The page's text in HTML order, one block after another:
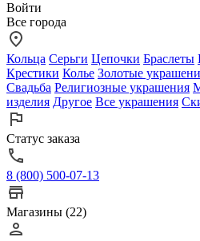
Войти
Все города
Кольца Серьги Цепочки Браслеты
Крестики Колье Золотые
Свадьба Религиозные украшения
изделия Другое Все украшения
Статус заказа
8 (800) 500-07-13
Магазины (22)